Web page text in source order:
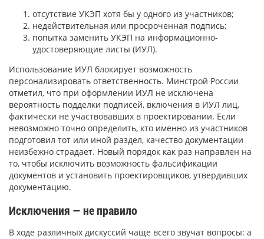
отсутствие УКЭП хотя бы у одного из участников;
недействительная или просроченная подпись;
попытка заменить УКЭП на информационно-
удостоверяющие листы (ИУЛ).
Использование ИУЛ блокирует возможность
персонализировать ответственность. Минстрой России
отметил, что при оформлении ИУЛ не исключена
вероятность подделки подписей, включения в ИУЛ лиц,
фактически не участвовавших в проектировании. Если
невозможно точно определить, кто именно из участников
подготовил тот или иной раздел, качество документации
неизбежно страдает. Новый порядок как раз направлен на
то, чтобы исключить возможность фальсификации
документов и установить проектировщиков, утвердивших
документацию.
Исключения — не правило
В ходе различных дискуссий чаще всего звучат вопросы: а